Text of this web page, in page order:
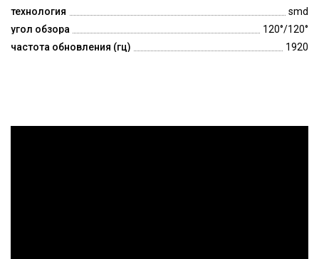
технология
smd
угол обзора
120°/120°
частота обновления (гц)
1920